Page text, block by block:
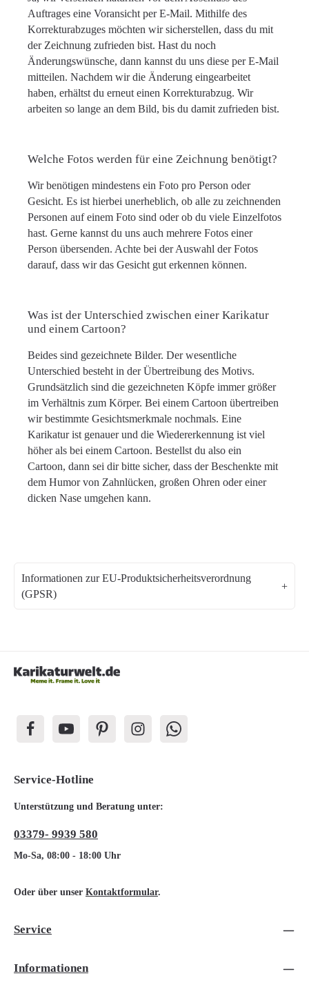
Auftrages eine Voransicht per E-Mail. Mithilfe des
Korrekturabzuges möchten wir sicherstellen, dass du mit
der Zeichnung zufrieden bist. Hast du noch
Änderungswünsche, dann kannst du uns diese per E-Mail
mitteilen. Nachdem wir die Änderung eingearbeitet
haben, erhältst du erneut einen Korrekturabzug. Wir
arbeiten so lange an dem Bild, bis du damit zufrieden bist.
Welche Fotos werden für eine Zeichnung benötigt?
Wir benötigen mindestens ein Foto pro Person oder
Gesicht. Es ist hierbei unerheblich, ob alle zu zeichnenden
Personen auf einem Foto sind oder ob du viele Einzelfotos
hast. Gerne kannst du uns auch mehrere Fotos einer
Person übersenden. Achte bei der Auswahl der Fotos
darauf, dass wir das Gesicht gut erkennen können.
Was ist der Unterschied zwischen einer Karikatur
und einem Cartoon?
Beides sind gezeichnete Bilder. Der wesentliche
Unterschied besteht in der Übertreibung des Motivs.
Grundsätzlich sind die gezeichneten Köpfe immer größer
im Verhältnis zum Körper. Bei einem Cartoon übertreiben
wir bestimmte Gesichtsmerkmale nochmals. Eine
Karikatur ist genauer und die Wiedererkennung ist viel
höher als bei einem Cartoon. Bestellst du also ein
Cartoon, dann sei dir bitte sicher, dass der Beschenkte mit
dem Humor von Zahnlücken, großen Ohren oder einer
dicken Nase umgehen kann.
Informationen zur EU-Produktsicherheitsverordnung
(GPSR)
Service-Hotline
Unterstützung und Beratung unter:
03379- 9939 580
Mo-Sa, 08:00 - 18:00 Uhr
Oder über unser Kontaktformular.
Service
Informationen